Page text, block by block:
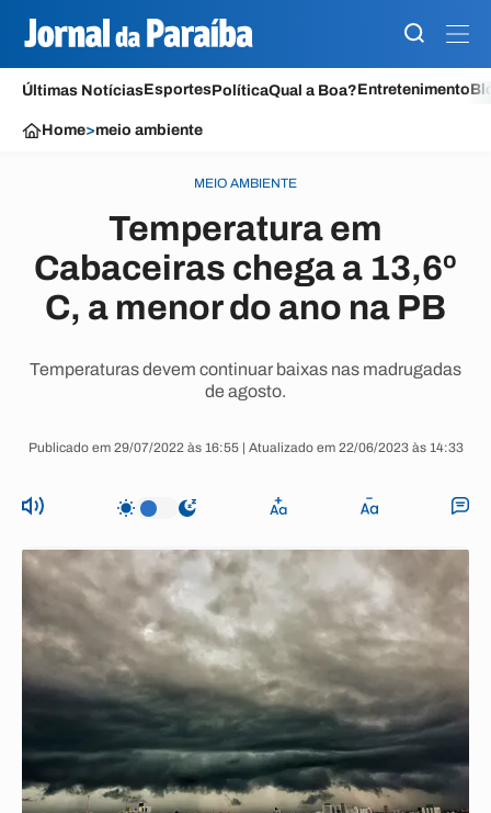
Últimas NotíciasEsportesPolíticaQual a Boa?Entretenimento
Home>meio ambiente
MEIO AMBIENTE
Temperatura em
Cabaceiras chega a 13,6º
C, a menor do ano na PB
Temperaturas devem continuar baixas nas madrugadas
de agosto.
Publicado em 29/07/2022 às 16:55 | Atualizado em 22/06/2023 às 14:33